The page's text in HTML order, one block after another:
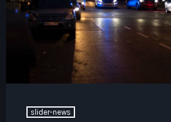
slider-news